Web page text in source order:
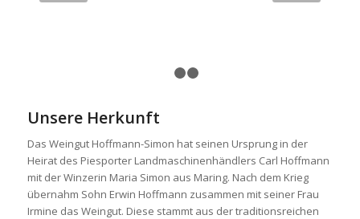
Unsere Herkunft
Das Weingut Hoffmann-Simon hat seinen Ursprung in der
Heirat des Piesporter Landmaschinenhändlers Carl Hoffmann
mit der Winzerin Maria Simon aus Maring. Nach dem Krieg
übernahm Sohn Erwin Hoffmann zusammen mit seiner Frau
Irmine das Weingut. Diese stammt aus der traditionsreichen